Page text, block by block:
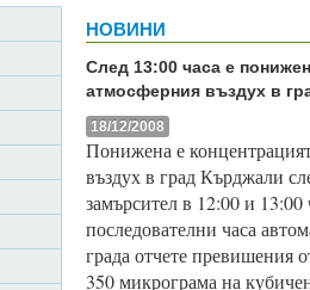
НОВИНИ
След 13:00 часа е
атмосферния въздух в
18/12/2008
Понижена е
въздух в град Кърджали
замърсител в 12:00 и
последователни часа
града отчете превишения
350 микрограма на